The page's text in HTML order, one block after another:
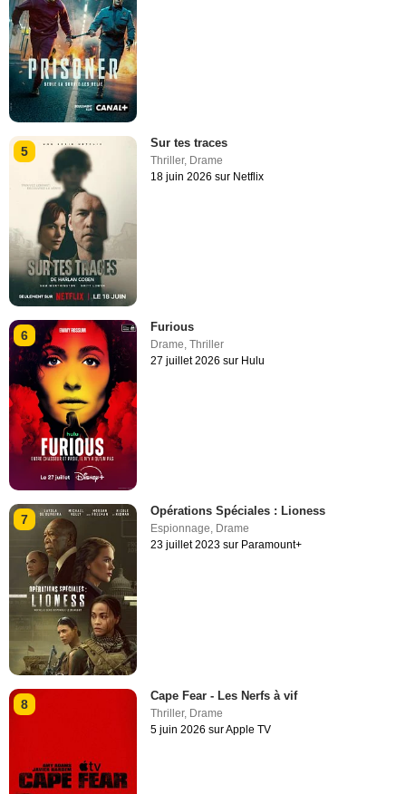
5
Sur tes traces
Thriller, Drame
18 juin 2026 sur Netflix
6
Furious
Drame,Thriller
27 juillet 2026 sur Hulu
7
Opérations Spéciales : Lioness
Espionnage, Drame
23 juillet 2023 sur Paramount+
8
Cape Fear - Les Nerfs à vif
Thriller, Drame
5 juin 2026 sur Apple TV